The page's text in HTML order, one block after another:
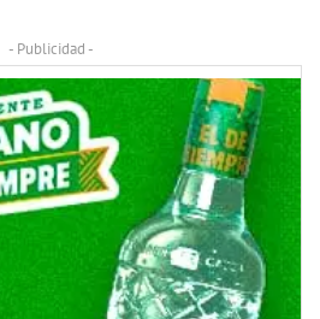
- Publicidad -